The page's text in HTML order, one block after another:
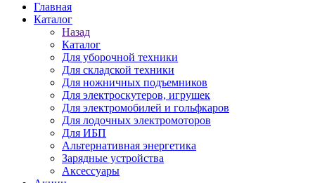
Главная
Каталог
Назад
Каталог
Для уборочной техники
Для складской техники
Для ножничных подъемников
Для электроскутеров, игрушек
Для электромобилей и гольфкаров
Для лодочных электромоторов
Для ИБП
Альтернативная энергетика
Зарядные устройства
Аксессуары